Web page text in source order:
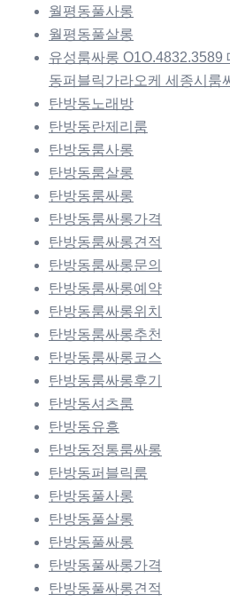
월평동풀사롱
월평동풀살롱
유성룸싸롱 O1O.4832.3589
동퍼블릭가라오케 세종시룸
탄방동노래방
탄방동란제리룸
탄방동룸사롱
탄방동룸살롱
탄방동룸싸롱
탄방동룸싸롱가격
탄방동룸싸롱견적
탄방동룸싸롱문의
탄방동룸싸롱예약
탄방동룸싸롱위치
탄방동룸싸롱추천
탄방동룸싸롱코스
탄방동룸싸롱후기
탄방동셔츠룸
탄방동유흥
탄방동정통룸싸롱
탄방동퍼블릭룸
탄방동풀사롱
탄방동풀살롱
탄방동풀싸롱
탄방동풀싸롱가격
탄방동풀싸롱견적